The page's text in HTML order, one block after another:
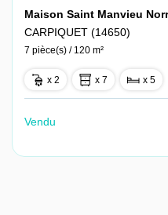
Maison Saint Manvieu
CARPIQUET (14650)
7 pièce(s) / 120 m²
x 2 x 7 x 5
Vendu